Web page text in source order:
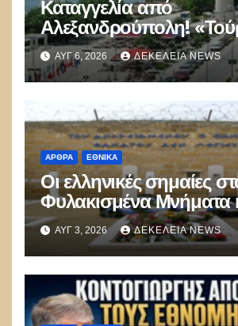
Καταγγελία από
Αλεξανδρούπολη!
αστυνομικός επέδειξε
και έκανε υποδείξεις
πολίτη»
ΑΥΓ 6, 2026 ΔΕΚΈΛΕΙΑ NEWS
ΑΡΘΡΑ ΕΘΝΙΚΑ
Οι ελληνικές σημαίες
Φυλακισμένα Μνήματα
λήθη των δικών μας
ΑΥΓ 3, 2026 ΔΕΚΈΛΕΙΑ NEWS